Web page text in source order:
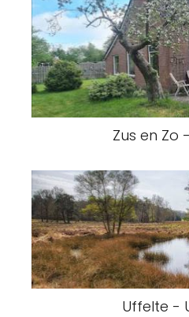
Zus en Zo
Uffelte -